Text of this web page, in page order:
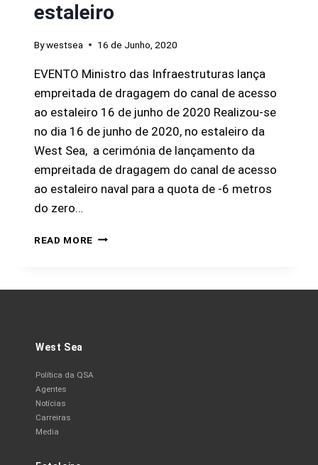
estaleiro
Bywestsea 16 de Junho, 2020
EVENTO Ministro das Infraestruturas lança
empreitada de dragagem do canal de acesso
ao estaleiro 16 de junho de 2020 Realizou-se
no dia 16 de junho de 2020, no estaleiro da
West Sea, a cerimónia de lançamento da
empreitada de dragagem do canal de acesso
ao estaleiro naval para a quota de -6 metros
do zero…
READ MORE
West Sea
Política da QSA
Agentes
Notícias
Carreiras
Media